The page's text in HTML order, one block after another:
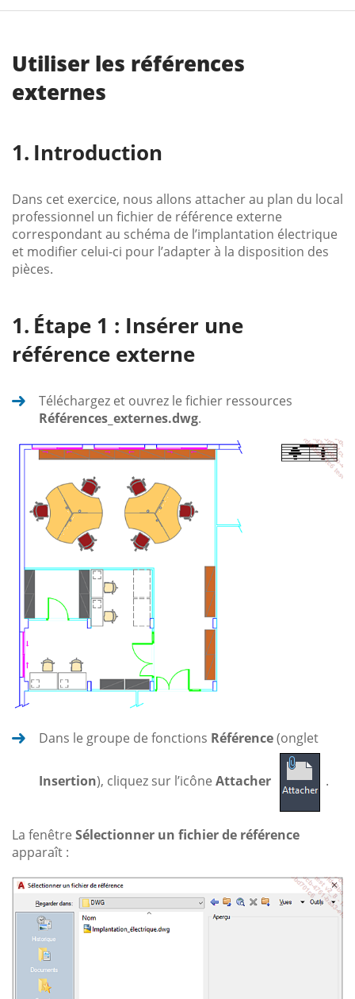
Utiliser les références
externes
Introduction
Dans cet exercice, nous allons attacher au plan du local
professionnel un fichier de référence externe
correspondant au schéma de l’implantation électrique
et modifier celui-ci pour l’adapter à la disposition des
pièces.
Étape 1 : Insérer une
référence externe
Téléchargez et ouvrez le fichier ressources
Références_externes.dwg.
Dans le groupe de fonctions Référence(onglet
Insertion), cliquez sur l’icône Attacher .
La fenêtre Sélectionner un fichier de référence
apparaît :